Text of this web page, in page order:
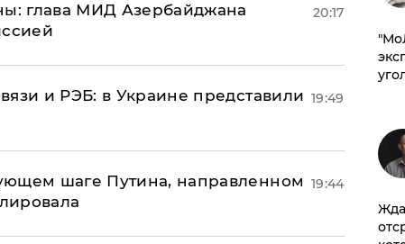
глава МИД Азербайджана
20:17
и РЭБ: в Украине представили 19:49
шаге Путина, направленном 19:44